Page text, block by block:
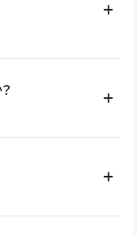
紹介サイト、ポートフ
整理したうえで、
の場合は、
るわけではないた
計、URL・リダイレク
門での運用、権限管
携など、個別の要件が